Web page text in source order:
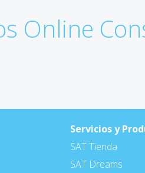
Online
Servicios y
SAT Tienda
SAT Dreams